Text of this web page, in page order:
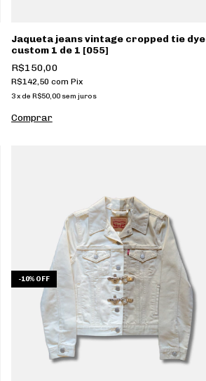
Jaqueta jeans vintage cropped tie dye
custom 1 de 1 [055]
R$150,00
R$142,50 com Pix
3x de R$50,00 sem juros
-10% OFF